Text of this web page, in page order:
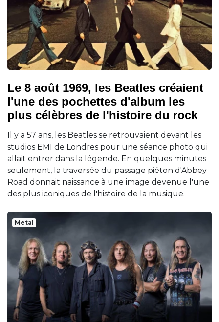
Le 8 août 1969, les Beatles créaient
l'une des pochettes d'album les
plus célèbres de l'histoire du rock
Il y a 57 ans, les Beatles se retrouvaient devant les
studios EMI de Londres pour une séance photo qui
allait entrer dans la légende. En quelques minutes
seulement, la traversée du passage piéton d'Abbey
Road donnait naissance à une image devenue l'une
des plus iconiques de l'histoire de la musique.
Metal